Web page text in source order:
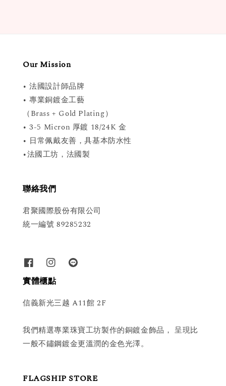
Our Mission
• 法國設計師品牌
• 專業銅鍍金工藝
（Brass + Gold Plating）
• 3-5 Micron 厚鍍 18/24K 金
• 日常佩戴友善，具基本防水性
•法國工坊，法國製
聯絡我們
君聚國際股份有限公司
統一編號 89285232
實體櫃點
信義新光三越 A11館 2F
我們精選專業珠寶工坊製作的銅鍍金飾品， 呈現比
一般不鏽鋼鍍金更溫潤的金色光澤。
FLAGSHIP STORE